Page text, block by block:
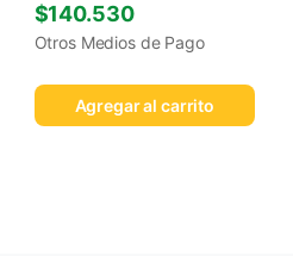
$140.530
Otros Medios de Pago
Agregar al carrito